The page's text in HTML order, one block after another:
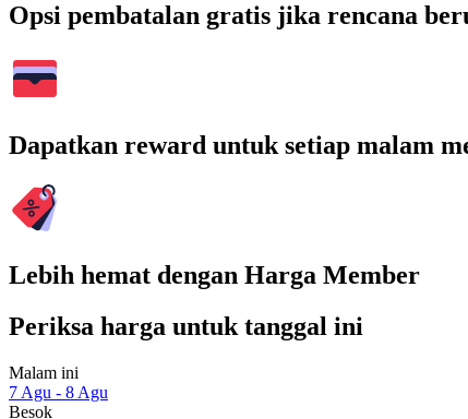
Opsi pembatalan gratis jika rencana
Dapatkan reward untuk setiap malam
Lebih hemat dengan Harga Member
Periksa harga untuk tanggal ini
Malam ini
7 Agu - 8 Agu
Besok